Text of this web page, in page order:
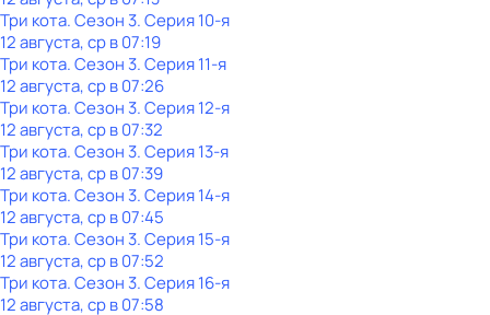
Три кота. Сезон 3. Серия 10-я
12 августа, ср в 07:19
Три кота. Сезон 3. Серия 11-я
12 августа, ср в 07:26
Три кота. Сезон 3. Серия 12-я
12 августа, ср в 07:32
Три кота. Сезон 3. Серия 13-я
12 августа, ср в 07:39
Три кота. Сезон 3. Серия 14-я
12 августа, ср в 07:45
Три кота. Сезон 3. Серия 15-я
12 августа, ср в 07:52
Три кота. Сезон 3. Серия 16-я
12 августа, ср в 07:58